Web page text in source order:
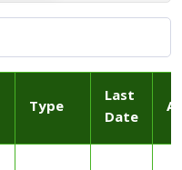
Type
Last
Date